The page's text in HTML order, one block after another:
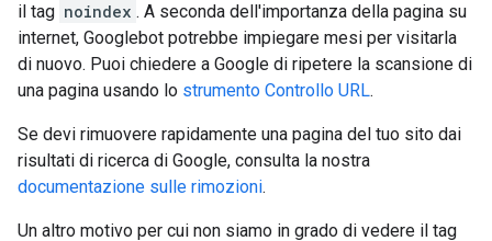
il tag noindex . A seconda dell'importanza della pagina su
internet, Googlebot potrebbe impiegare mesi per visitarla
di nuovo. Puoi chiedere a Google di ripetere la scansione di
una pagina usando lo strumento Controllo URL.
Se devi rimuovere rapidamente una pagina del tuo sito dai
risultati di ricerca di Google, consulta la nostra
documentazione sulle rimozioni.
Un altro motivo per cui non siamo in grado di vedere il tag